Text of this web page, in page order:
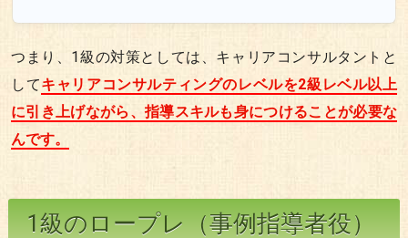
つまり、1級の対策としては、キャリアコンサルタントと
してキャリアコンサルティングのレベルを2級レベル以上
に引き上げながら、指導スキルも身につけることが必要な
んです。
1級のロープレ（事例指導者役）